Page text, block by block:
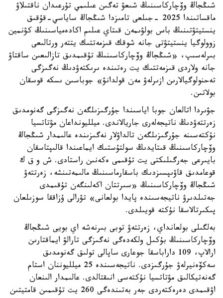
شىڭجاڭ وۆچاركاسىنىڭ شىعۋ تەگىن عىلىمي تۇرعىدان ناقتىلاۋ
ماقساتىندا 2025 -جىلعى تامىزدا شىڭجاڭ ساياسي-قۇقىق
ينستيتۋتىنىڭ باس بولۋىمەن قىتاي عىلىم اكادەمياسىنىڭ كۋنمين
زوولوگيا ينستيتۋتى جانە شوقك قىزمەتتىك يتتەر ورتالىعى
بىرلەسىپ، «شىڭجاڭ وۆچاركاسىنىڭ تۇقىمدىق تازالىعىن ساقتاۋ
جانە ولاردى قىزمەتتىك يت رەتىندە ىرىكتەۋدىڭ نەگىزگى
تەحنولوگيالارىن ازىرلەۋ مەن قولدانۋ» جوباسىن ىسكە قوسقان
بولاتىن.
جۋىردا اتالعان جوبا اياسىندا جۇرگىزىلگەن نەگىزگى گەنومدىق
زەرتتەۋدىڭ ناتيجەلەرى جاريالاندى. ميلليونداعان مۋتاتسيا
نۇكتەسىنە جۇرگىزىلگەن تالداۋلار نەگىزىندە عالىمدار شىڭجاڭ
وۆچاركاسىنىڭ قىتايدىڭ سولتۇستىك ايماعىندا قالىپتاسقان
بايىرعى جەرگىلىكتى يت تۇقىمى ەكەنىن راستادى. ش و ق ك
قوعامدىق قاۋىپسىزدىك باسقارماسىنىڭ مالىمەتىنشە، زەرتتەۋ
شىڭجاڭ وۆچاركاسىنىڭ «سىرتتان اكەلىنگەن تۇقىمدى
جەتىلدىرۋ ناتيجەسىندە پايدا بولعانى» تۋرالى ۇزاققا سوزىلعان
پىكىرتالاسقا نۇكتە قويىلدى.
بەلگىلى بولعانداي، زەرتتەۋ توبى بىرنەشە اي بويى شىڭجاڭ
وۆچاركاسىنىڭ بۇكىل ولكەدەگى نەگىزگى تارالۋ ايماقتارىن
ارالاپ، 109 داراباسقا جوعارى ساپالى تولىق گەنومدىق
سەكۆەنيرلەۋ جۇرگىزدى. ناتيجەسىندە 25 ميلليوننان استام
گەنەتيكالىق مۋتاتسيا نۇكتەسى انىقتالدى. عالىمدار الىنعان
اۋقىمدى دەرەكتەردى جەر بەتىندەگى 260 يت تۇقىمىن قامتيتىن